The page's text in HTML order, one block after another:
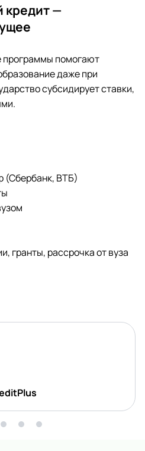
кредит —
помогают
даже при
субсидирует ставки,
(Сбербанк, ВТБ)
гранты, рассрочка от вуза